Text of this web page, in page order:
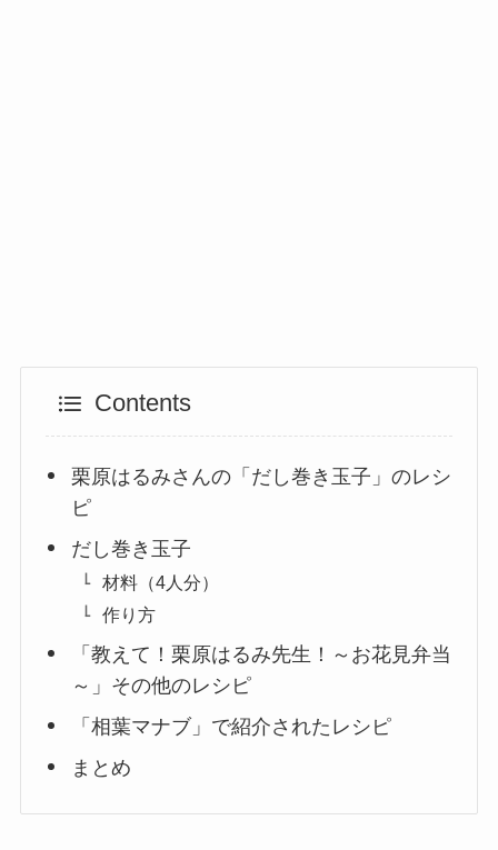
Contents
栗原はるみさんの「だし巻き玉子」のレシ
ピ
だし巻き玉子
材料（4人分）
作り方
「教えて！栗原はるみ先生！～お花見弁当
～」その他のレシピ
「相葉マナブ」で紹介されたレシピ
まとめ